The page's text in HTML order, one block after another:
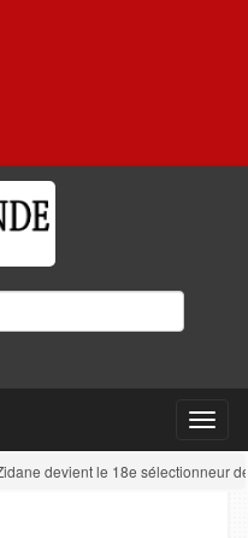
le 18e sélectionneur de